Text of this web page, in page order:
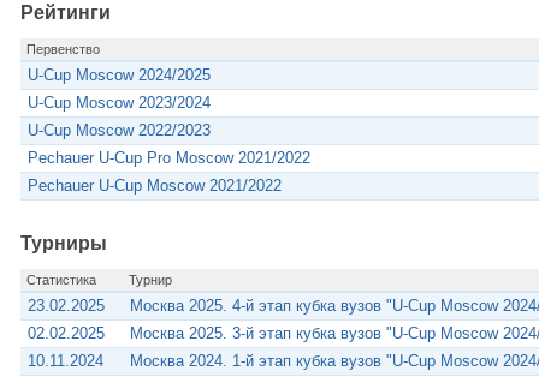
Рейтинги
Первенство
U-Cup Moscow 2024/2025
U-Cup Moscow 2023/2024
U-Cup Moscow 2022/2023
Pechauer U-Cup Pro Moscow 2021/2022
Pechauer U-Cup Moscow 2021/2022
Турниры
Статистика Турнир
23.02.2025
Москва 2025. 4-й этап кубка вузов "U-Cup Moscow
02.02.2025
Москва 2025. 3-й этап кубка вузов "U-Cup Moscow
10.11.2024
Москва 2024. 1-й этап кубка вузов "U-Cup Moscow